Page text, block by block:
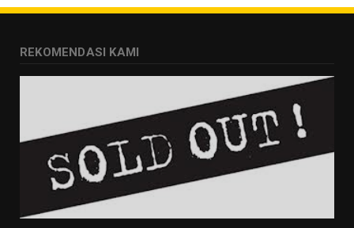
Agustus 01, 2026
MUSTIKA LANGGENG PERNIKAHAN
Agustus 01, 2026
GALLERY MUSTIKA
MUSTIKA KHODAM SURO
Agustus 01, 2026
GALLERY MUSTIKA
MUSTIKA MANTRA CINTA
REKOMENDASI KAMI